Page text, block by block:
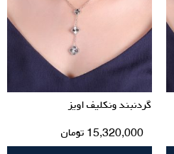
گردنبند ونکلیف اویز
15,320,000 تومان